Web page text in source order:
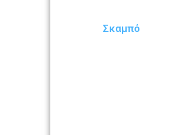
Σκαμπό